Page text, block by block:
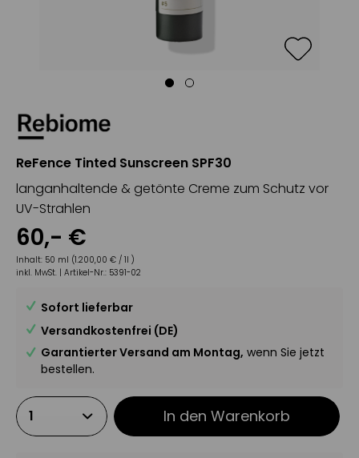
ReFence Tinted Sunscreen SPF30
langanhaltende & getönte Creme zum Schutz vor
UV-Strahlen
60,- €
Inhalt: 50 ml (1.200,00 € / 1l )
inkl. MwSt. | Artikel-Nr.: 5391-02
Sofort lieferbar
Versandkostenfrei (DE)
Garantierter Versand am Montag, wenn Sie jetzt
bestellen.
In den Warenkorb